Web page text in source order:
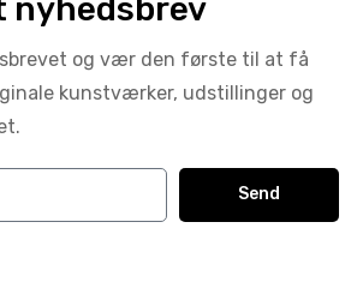
nyhedsbrev
og vær den første til at få
kunstværker, udstillinger og
Send